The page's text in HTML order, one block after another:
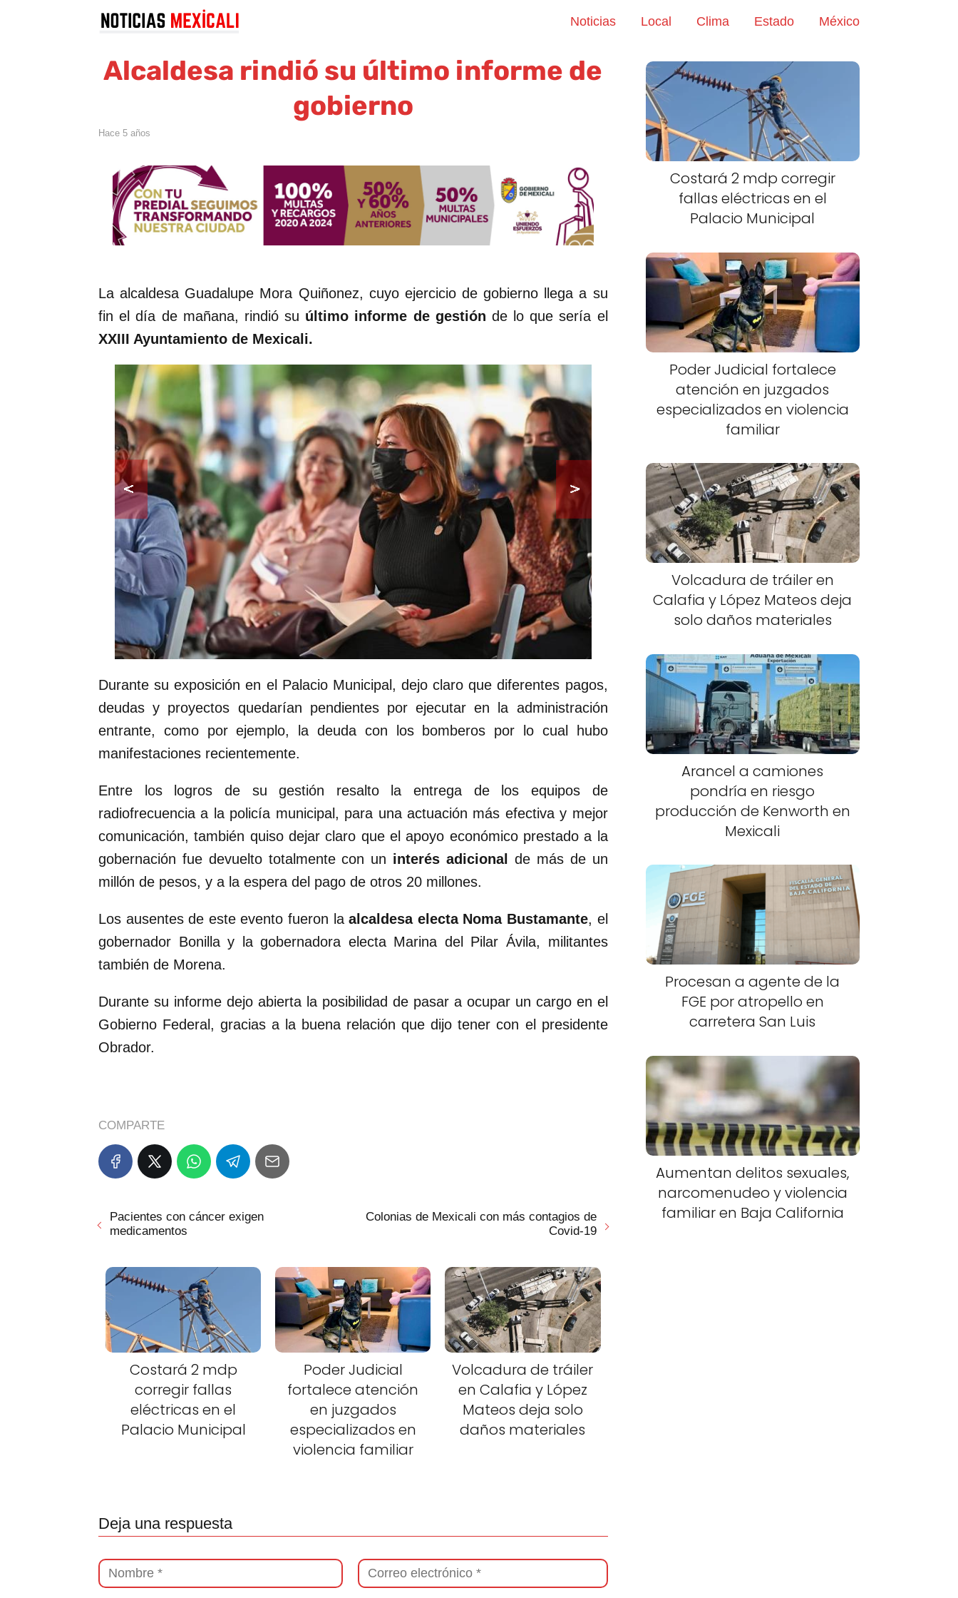
Noticias Local Clima Estado México
Alcaldesa rindió su último informe de
gobierno
hace 5 años
La alcaldesa Guadalupe Mora Quiñonez, cuyo ejercicio de gobierno llega a su
fin el día de mañana, rindió su último informe de gestión de lo que sería el
XXIII Ayuntamiento de Mexicali.
Durante su exposición en el Palacio Municipal, dejo claro que diferentes pagos,
deudas y proyectos quedarían pendientes por ejecutar en la administración
entrante, como por ejemplo, la deuda con los bomberos por lo cual hubo
manifestaciones recientemente.
Entre los logros de su gestión resalto la entrega de los equipos de
radiofrecuencia a la policía municipal, para una actuación más efectiva y mejor
comunicación, también quiso dejar claro que el apoyo económico prestado a la
gobernación fue devuelto totalmente con un interés adicional
de más de un
millón de pesos, y a la espera del pago de otros 20 millones.
Los ausentes de este evento fueron laalcaldesa electa Noma Bustamante, el
gobernador Bonilla y la gobernadora electa Marina del Pilar Ávila, militantes
también de Morena.
Durante su informe dejo abierta la posibilidad de pasar a ocupar un cargo en el
Gobierno Federal, gracias a la buena relación que dijo tener con el presidente
Obrador.
COMPARTE
Pacientes con cáncer exigen
medicamentos
Colonias de Mexicali con más contagios de
Covid-19
Costará 2 mdp
corregir fallas
eléctricas en el
Palacio Municipal
Poder Judicial
fortalece atención
en juzgados
especializados en
violencia familiar
Volcadura de tráiler
en Calafia y López
Mateos deja solo
daños materiales
Deja una respuesta
Costará 2 mdp corregir
fallas eléctricas en el
Palacio Municipal
Poder Judicial fortalece
atención en juzgados
especializados en violencia
familiar
Volcadura de tráiler en
Calafia y López Mateos deja
solo daños materiales
Arancel a camiones
pondría en riesgo
producción de Kenworth en
Mexicali
Procesan a agente de la
FGE por atropello en
carretera San Luis
Aumentan delitos sexuales,
narcomenudeo y violencia
familiar en Baja California